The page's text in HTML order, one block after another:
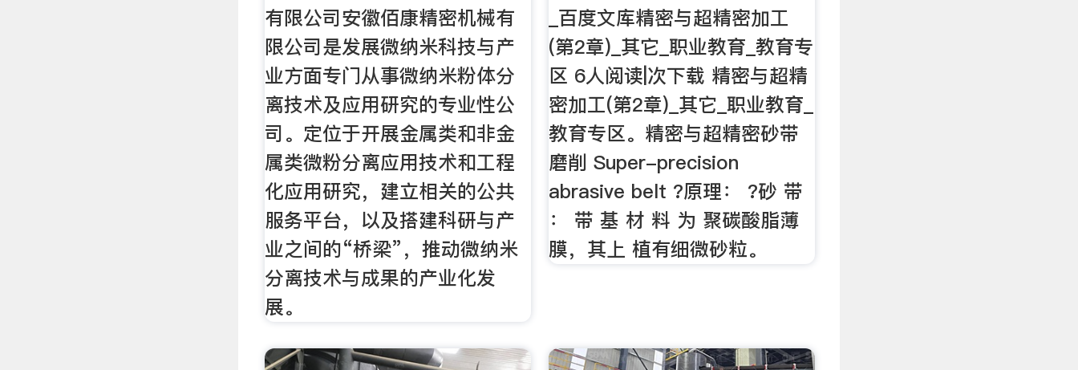
有限公司安徽佰康精密机械有
限公司是发展微纳米科技与产
业方面专门从事微纳米粉体分
离技术及应用研究的专业性公
司。定位于开展金属类和非金
属类微粉分离应用技术和工程
化应用研究，建立相关的公共
服务平台，以及搭建科研与产
业之间的“桥梁”，推动微纳米
分离技术与成果的产业化发
展。
_百度文库精密与超精密加工
(第2章)_其它_职业教育_教育专
区 6人阅读|次下载 精密与超精
密加工(第2章)_其它_职业教育_
教育专区。精密与超精密砂带
磨削 Super-precision
abrasive belt ?原理： ?砂 带
： 带 基 材 料 为 聚碳酸脂薄
膜，其上 植有细微砂粒。